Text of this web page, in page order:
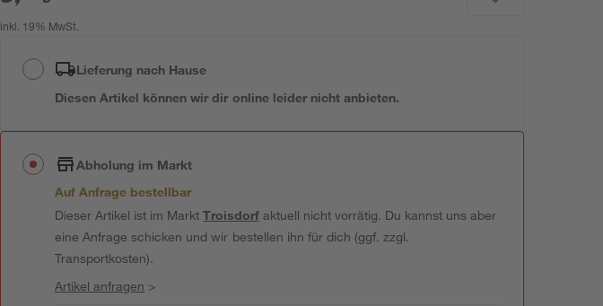
inkl. 19% MwSt.
Lieferung nach Hause
Diesen Artikel können wir dir online leider nicht anbieten.
Abholung im Markt
Auf Anfrage bestellbar
Dieser Artikel ist im MarktTroisdorfaktuell nicht vorrätig. Du kannst uns aber
eine Anfrage schicken und wir bestellen ihn für dich (ggf. zzgl.
Transportkosten).
Artikel anfragen >